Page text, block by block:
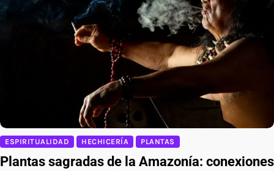
ESPIRITUALIDAD HECHICERÍA PLANTAS
Plantas sagradas de la Amazonía: conexiones